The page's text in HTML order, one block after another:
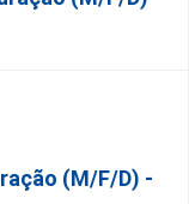
(m/f/d) -